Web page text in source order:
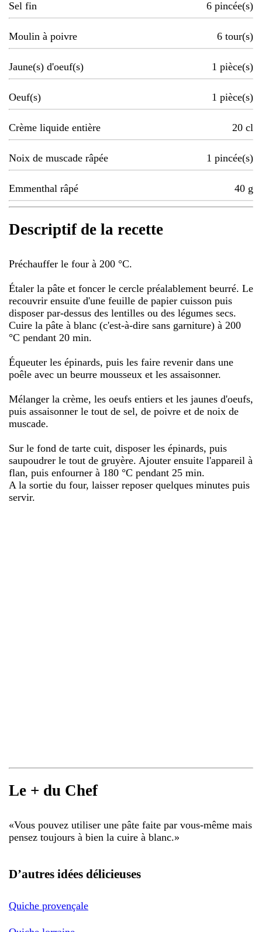
Sel fin 6 pincée(s)
Moulin à poivre 6 tour(s)
Jaune(s) d'oeuf(s) 1 pièce(s)
Oeuf(s) 1 pièce(s)
Crème liquide entière 20 cl
Noix de muscade râpée 1 pincée(s)
Emmenthal râpé 40 g
Descriptif de la recette
Préchauffer le four à 200 °C.
Étaler la pâte et foncer le cercle préalablement beurré. Le
recouvrir ensuite d'une feuille de papier cuisson puis
disposer par-dessus des lentilles ou des légumes secs.
Cuire la pâte à blanc (c'est-à-dire sans garniture) à 200
°C pendant 20 min.
Équeuter les épinards, puis les faire revenir dans une
poêle avec un beurre mousseux et les assaisonner.
Mélanger la crème, les oeufs entiers et les jaunes d'oeufs,
puis assaisonner le tout de sel, de poivre et de noix de
muscade.
Sur le fond de tarte cuit, disposer les épinards, puis
saupoudrer le tout de gruyère. Ajouter ensuite l'appareil à
flan, puis enfourner à 180 °C pendant 25 min.
A la sortie du four, laisser reposer quelques minutes puis
servir.
Le + du Chef
«Vous pouvez utiliser une pâte faite par vous-même mais
pensez toujours à bien la cuire à blanc.»
D’autres idées délicieuses
Quiche provençale